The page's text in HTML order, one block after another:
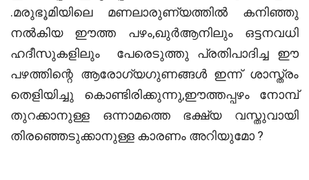
.മരുഭൂമിയിലെ മണലാരുണ്യത്തിൽ കനിഞ്ഞു
നൽകിയ ഈത്ത പഴം,ഖുർആനിലും ഒട്ടനവധി
ഹദീസുകളിലും പേരെടുത്തു പ്രതിപാദിച്ച ഈ
പഴത്തിന്റെ ആരോഗ്യഗുണങ്ങൾ ഇന്ന് ശാസ്ത്രം
തെളിയിച്ചു കൊണ്ടിരിക്കുന്നു,ഈത്തപ്പഴം നോമ്പ്
തുറക്കാനുള്ള ഒന്നാമത്തെ ഭക്ഷ്യ വസ്തുവായി
തിരഞ്ഞെടുക്കാനുള്ള കാരണം അറിയുമോ ?